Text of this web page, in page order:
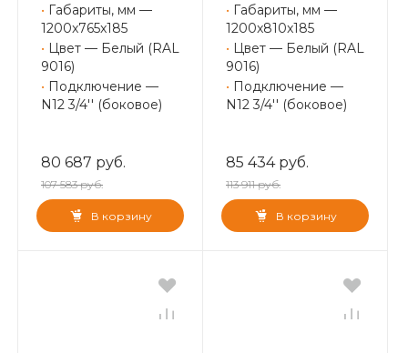
• Габариты, мм —
1200x765x185
• Цвет — Белый (RAL
9016)
• Подключение —
N12 3/4'' (боковое)
80 687 руб.
107 583 руб.
В корзину
• Габариты, мм —
1200x810x185
• Цвет — Белый (RAL
9016)
• Подключение —
N12 3/4'' (боковое)
85 434 руб.
113 911 руб.
В корзину